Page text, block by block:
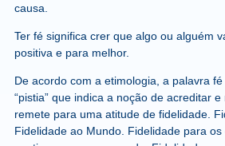
causa.
Ter fé significa crer que algo ou alguém
positiva e para melhor.
De acordo com a etimologia, a palavra
“pistia” que indica a noção de acreditar e
remete para uma atitude de fidelidade.
Fidelidade ao Mundo. Fidelidade para